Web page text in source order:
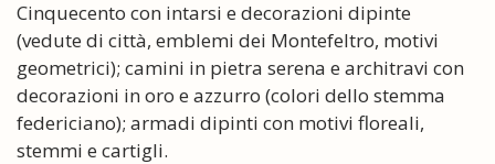
Cinquecento con intarsi e decorazioni dipinte
(vedute di città, emblemi dei Montefeltro, motivi
geometrici); camini in pietra serena e architravi con
decorazioni in oro e azzurro (colori dello stemma
federiciano); armadi dipinti con motivi floreali,
stemmi e cartigli.